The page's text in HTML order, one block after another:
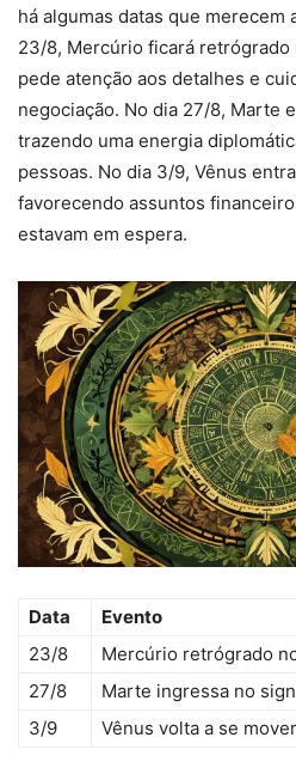
há algumas datas que merecem
23/8, Mercúrio ficará
pede atenção aos detalhes e
negociação. No dia 27/8, Marte
trazendo uma energia
pessoas. No dia 3/9, Vênus
favorecendo assuntos
estavam em espera.
Data
Evento
23/8
Mercúrio retrógrado
27/8
Marte ingressa no
3/9
Vênus volta a se